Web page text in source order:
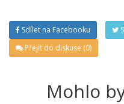
Sdílet na Facebooku
Přejít do diskuse (0)
Mohlo